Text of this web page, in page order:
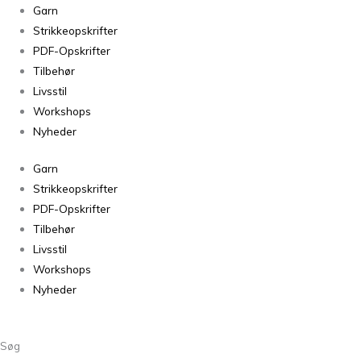
Garn
Strikkeopskrifter
PDF-Opskrifter
Tilbehør
Livsstil
Workshops
Nyheder
Garn
Strikkeopskrifter
PDF-Opskrifter
Tilbehør
Livsstil
Workshops
Nyheder
Søg
BADGER
SWEATER
antal